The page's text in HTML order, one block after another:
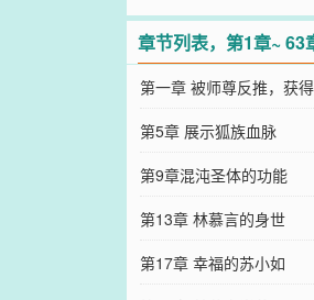
章节列表，第1章~ 63
第一章 被师尊反推，获
第5章 展示狐族血脉
第9章混沌圣体的功能
第13章 林慕言的身世
第17章 幸福的苏小如